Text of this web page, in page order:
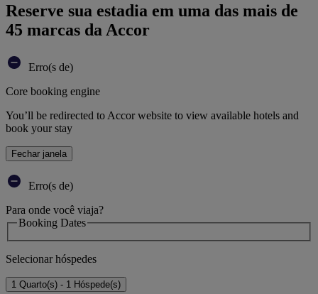
Reserve sua estadia em uma das mais de
45 marcas da Accor
Erro(s de)
Core booking engine
You’ll be redirected to Accor website to view available hotels and
book your stay
Fechar janela
Erro(s de)
Para onde você viaja?
Booking Dates
Selecionar hóspedes
1 Quarto(s) - 1 Hóspede(s)